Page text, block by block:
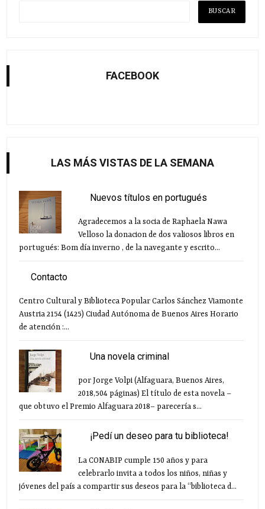
FACEBOOK
LAS MÁS VISTAS DE LA SEMANA
Nuevos títulos en portugués
Agradecemos a la socia de Raphaela Nawa
Velloso la donacion de dos valiosos libros en
portugués: Bom día inverno , de la navegante y escrito...
Contacto
Centro Cultural y Biblioteca Popular Carlos Sánchez Viamonte
Austria 2154 (1425) Ciudad Autónoma de Buenos Aires Horario
de atención :...
Una novela criminal
por Jorge Volpi (Alfaguara, Buenos Aires,
2018,504 páginas) El título de esta novela –
que obtuvo el Premio Alfaguara 2018– parecería s...
¡Pedí un deseo para tu biblioteca!
La CONABIP cumple 150 años y para
celebrarlo invita a todos los niños, niñas y
jóvenes del país a compartir sus deseos para la “biblioteca d...